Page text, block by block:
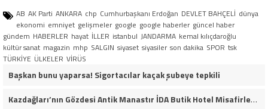
AB AK Parti ANKARA chp Cumhurbaşkanı Erdoğan DEVLET BAHÇELİ dünya
ekonomi emniyet gelişmeler google google haberler güncel haber
gündem HABERLER hayat İLLER istanbul JANDARMA kemal kılıçdaroğlu
kültür sanat magazin mhp SALGIN siyaset siyasiler son dakika SPOR tsk
TÜRKİYE ÜLKELER VİRÜS
Başkan bunu yaparsa! Sigortacılar kaçak şubeye tepkili
Kazdağları’nın Gözdesi Antik Manastır İDA Butik Hotel Misafirlerinden Tam Not Alıyor